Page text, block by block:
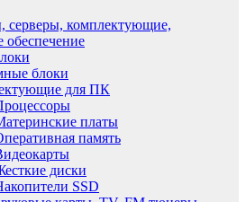
серверы, комплектующие,
обеспечение
блоки
для ПК
платы
память
диски
SSD